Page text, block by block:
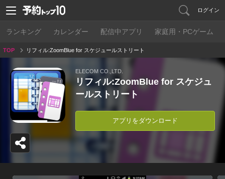
ログイン
ランキング カレンダー 配信中アプリ 家庭用・PCゲーム
TOP リフィル:ZoomBlue for スケジュールストリート
ELECOM CO.,LTD.
リフィル:ZoomBlue for スケジュ
ールストリート
アプリをダウンロード